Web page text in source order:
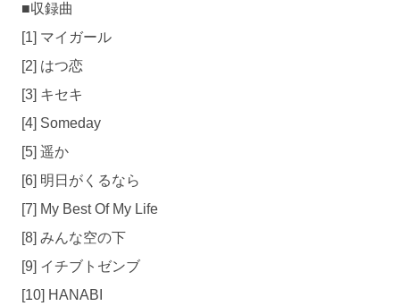
■収録曲
[1] マイガール
[2] はつ恋
[3] キセキ
[4] Someday
[5] 遥か
[6] 明日がくるなら
[7] My Best Of My Life
[8] みんな空の下
[9] イチブトゼンブ
[10] HANABI